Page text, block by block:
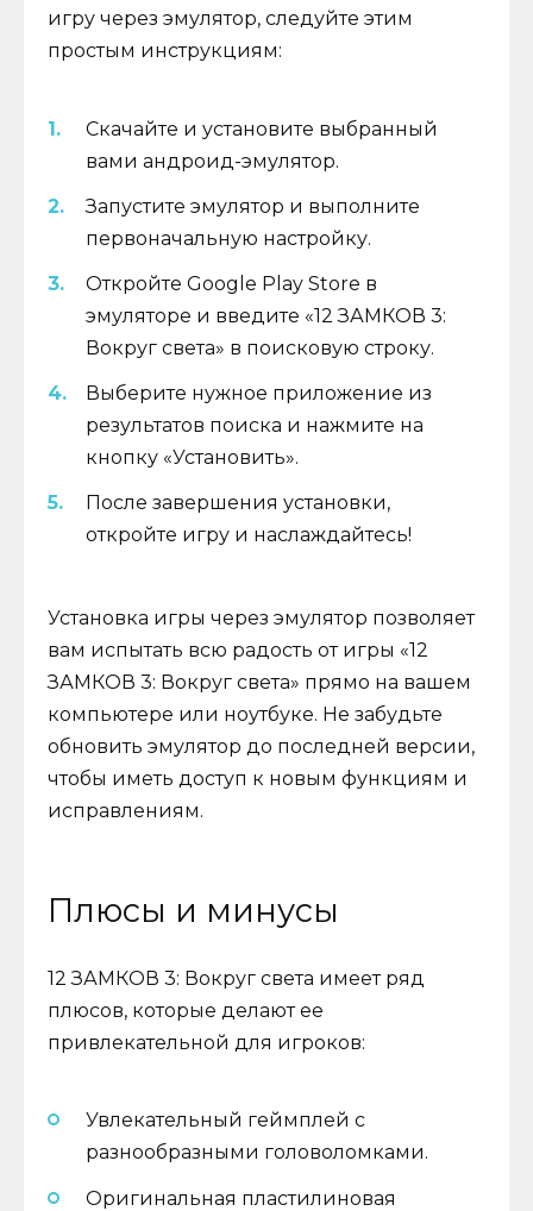
игру через эмулятор, следуйте этим
простым инструкциям:
Скачайте и установите выбранный
вами андроид-эмулятор.
Запустите эмулятор и выполните
первоначальную настройку.
Откройте Google Play Store в
эмуляторе и введите «12 ЗАМКОВ 3:
Вокруг света» в поисковую строку.
Выберите нужное приложение из
результатов поиска и нажмите на
кнопку «Установить».
После завершения установки,
откройте игру и наслаждайтесь!
Установка игры через эмулятор позволяет
вам испытать всю радость от игры «12
ЗАМКОВ 3: Вокруг света» прямо на вашем
компьютере или ноутбуке. Не забудьте
обновить эмулятор до последней версии,
чтобы иметь доступ к новым функциям и
исправлениям.
Плюсы и минусы
12 ЗАМКОВ 3: Вокруг света имеет ряд
плюсов, которые делают ее
привлекательной для игроков:
Увлекательный геймплей с
разнообразными головоломками.
Оригинальная пластилиновая